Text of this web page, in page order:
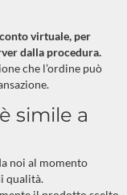
virtuale, per
dalla procedura.
che l’ordine può
simile a
noi al momento
qualità.